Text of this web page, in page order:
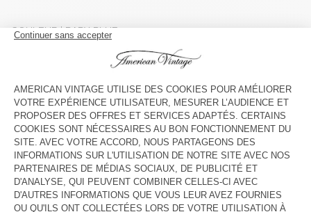
COULEUR| BABY BLUE
3 5 7 9 11 13
GUIDE DES TAILLES
Livraison estiméeentre le mercredi 12 août et le vendredi 14
août
AJOUTER AU PANIER